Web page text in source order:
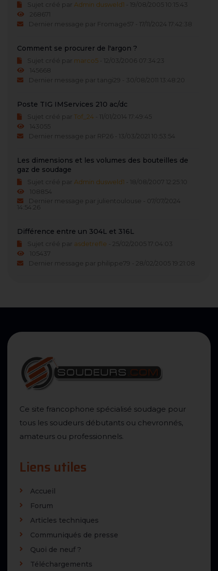
Sujet créé par Admin dusweld1 - 19/08/2005 10:15:43
268671
Dernier message par Fromage57 - 17/11/2024 17:42:38
Comment se procurer de l'argon ?
Sujet créé par marco5 - 12/03/2006 07:34:23
145668
Dernier message par tangi29 - 30/08/2011 13:48:20
Poste TIG IMServices 210 ac/dc
Sujet créé par Tof_24 - 11/01/2014 17:49:45
143055
Dernier message par RP26 - 13/03/2021 10:53:54
Les dimensions et les volumes des bouteilles de
gaz de soudage
Sujet créé par Admin dusweld1 - 18/08/2007 12:25:10
108854
Dernier message par julientoulouse - 07/07/2024
14:54:26
Différence entre un 304L et 316L
Sujet créé par asdetrefle - 25/02/2005 17:04:03
105437
Dernier message par philippe79 - 28/02/2005 19:21:08
Ce site francophone spécialisé soudage pour
tous les soudeurs débutants ou chevronnés,
amateurs ou professionnels.
Liens utiles
Accueil
Forum
Articles techniques
Communiqués de presse
Quoi de neuf ?
Téléchargements